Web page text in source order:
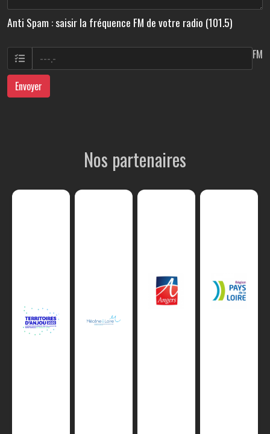
Anti Spam : saisir la fréquence FM de votre radio (101.5)
FM
Envoyer
Nos partenaires